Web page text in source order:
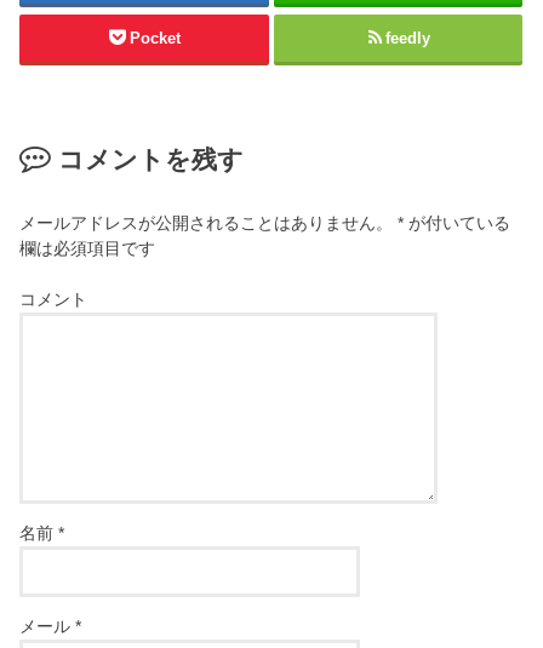
Pocket feedly
コメントを残す
メールアドレスが公開されることはありません。 * が付いている
欄は必須項目です
コメント
名前*
メール*